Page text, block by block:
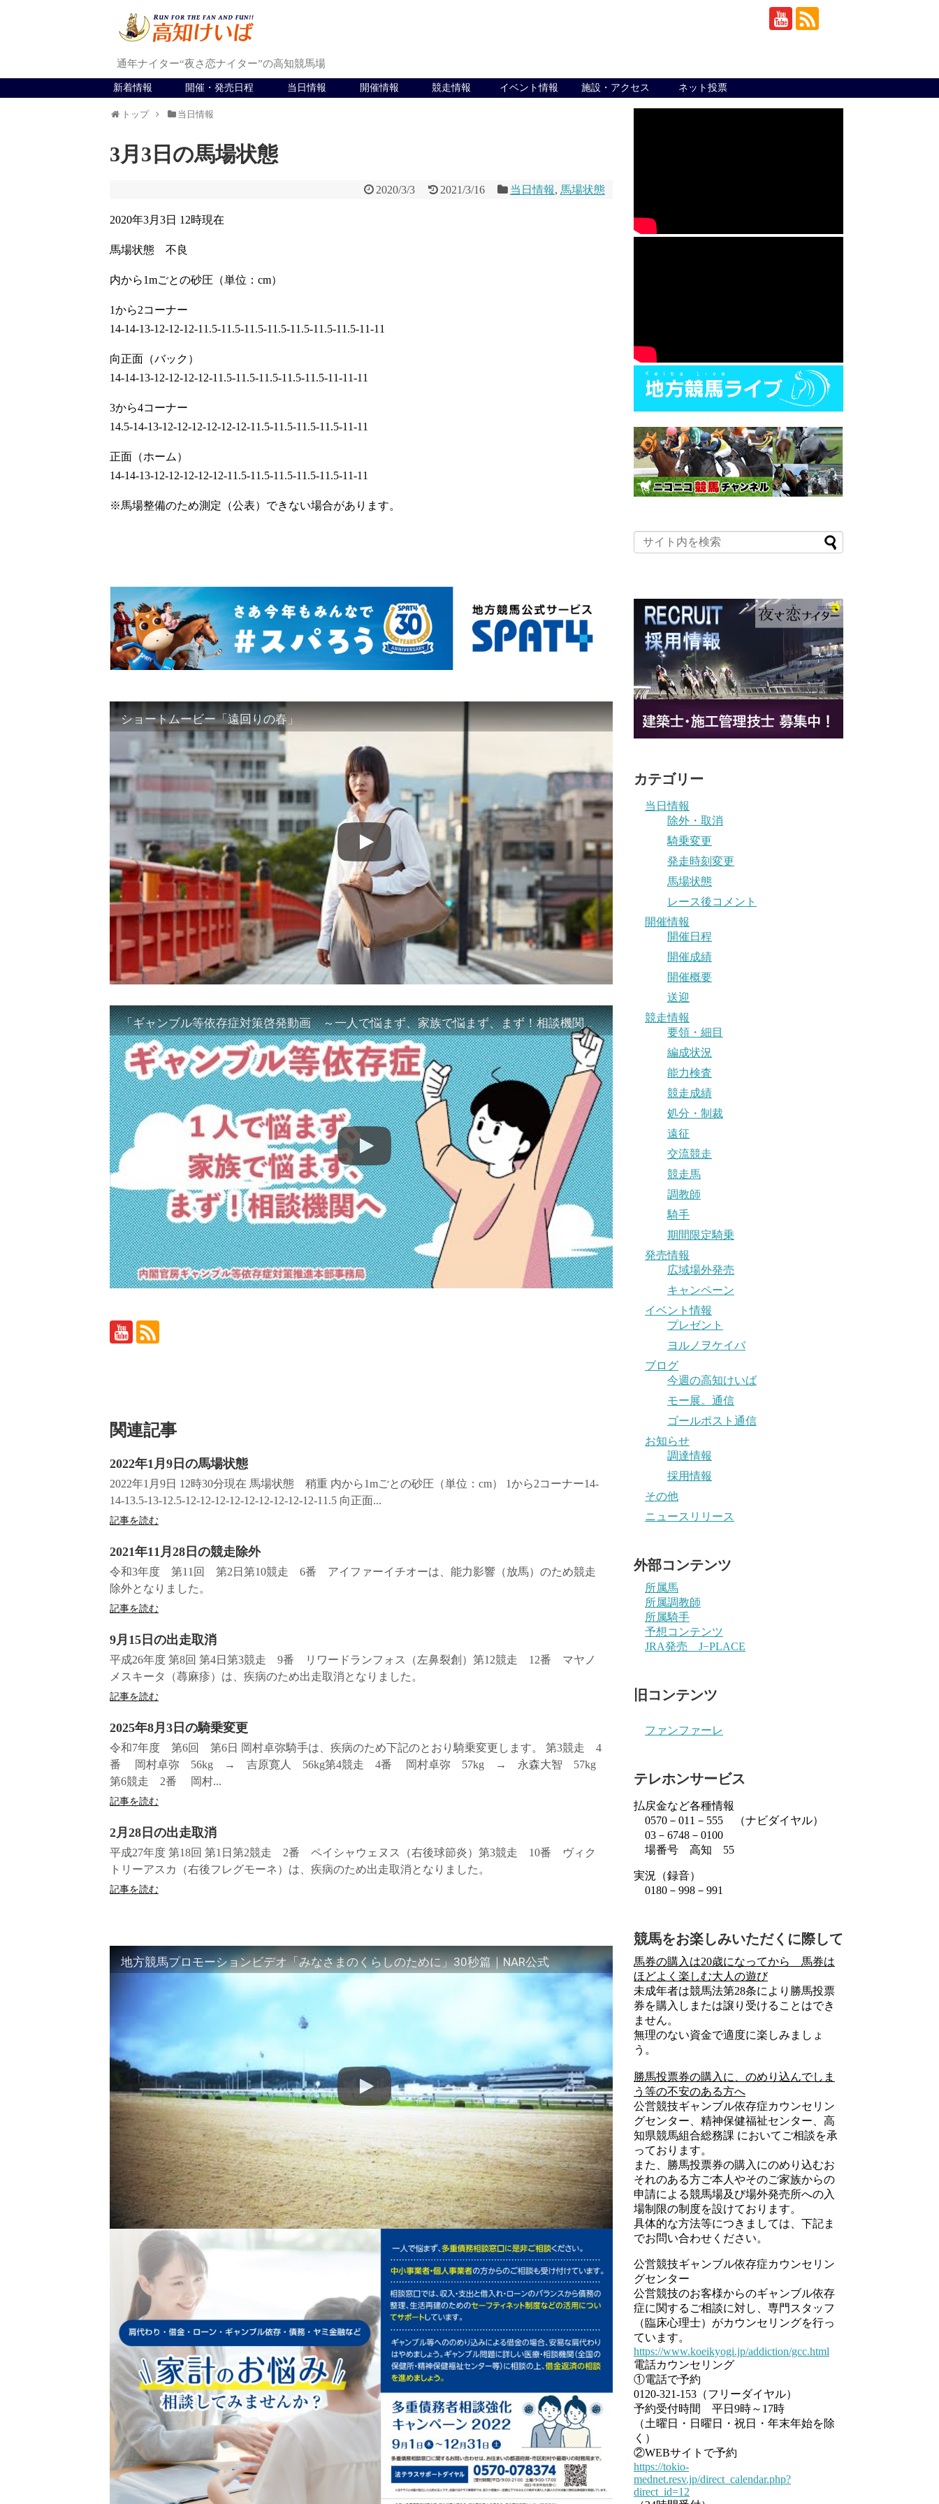
通年ナイター“夜さ恋ナイター”の高知競馬場
新着情報 開催・発売日程 当日情報 開催情報 競走情報 イベント情報 施設・アクセス ネット投票
トップ 当日情報
3月3日の馬場状態
2020/3/3 2021/3/16 当日情報, 馬場状態
2020年3月3日 12時現在
馬場状態 不良
内から1mごとの砂圧（単位：cm）
1から2コーナー
14-14-13-12-12-12-11.5-11.5-11.5-11.5-11.5-11.5-11.5-11-11
向正面（バック）
14-14-13-12-12-12-12-11.5-11.5-11.5-11.5-11.5-11-11-11
3から4コーナー
14.5-14-13-12-12-12-12-12-12-11.5-11.5-11.5-11.5-11-11
正面（ホーム）
14-14-13-12-12-12-12-12-11.5-11.5-11.5-11.5-11.5-11-11
※馬場整備のため測定（公表）できない場合があります。
ショートムービー「遠回りの春」
「ギャンブル等依存症対策啓発動画 ～一人で悩まず、家族で悩まず、まず！相談機関へ～」
関連記事
2022年1月9日の馬場状態
2022年1月9日 12時30分現在 馬場状態 稍重 内から1mごとの砂圧（単位：cm） 1から2コーナー14-
14-13.5-13-12.5-12-12-12-12-12-12-12-12-12-11.5 向正面...
記事を読む
2021年11月28日の競走除外
令和3年度 第11回 第2日第10競走 6番 アイファーイチオーは、能力影響（放馬）のため競走
除外となりました。
記事を読む
9月15日の出走取消
平成26年度 第8回 第4日第3競走 9番 リワードランフォス（左鼻裂創）第12競走 12番 マヤノ
メスキータ（蕁麻疹）は、疾病のため出走取消となりました。
記事を読む
2025年8月3日の騎乗変更
令和7年度 第6回 第6日 岡村卓弥騎手は、疾病のため下記のとおり騎乗変更します。 第3競走 4
番 岡村卓弥 56kg → 吉原寛人 56kg第4競走 4番 岡村卓弥 57kg → 永森大智 57kg
第6競走 2番 岡村...
記事を読む
2月28日の出走取消
平成27年度 第18回 第1日第2競走 2番 ペイシャウェヌス（右後球節炎）第3競走 10番 ヴィク
トリーアスカ（右後フレグモーネ）は、疾病のため出走取消となりました。
記事を読む
地方競馬プロモーションビデオ「みなさまのくらしのために」30秒篇｜NAR公式
カテゴリー
当日情報
除外・取消
騎乗変更
発走時刻変更
馬場状態
レース後コメント
開催情報
開催日程
開催成績
開催概要
送迎
競走情報
要領・細目
編成状況
能力検査
競走成績
処分・制裁
遠征
交流競走
競走馬
調教師
騎手
期間限定騎乗
発売情報
広域場外発売
キャンペーン
イベント情報
プレゼント
ヨルノヲケイバ
ブログ
今週の高知けいば
モー展。通信
ゴールポスト通信
お知らせ
調達情報
採用情報
その他
ニュースリリース
外部コンテンツ
所属馬
所属調教師
所属騎手
予想コンテンツ
JRA発売 J−PLACE
旧コンテンツ
ファンファーレ
テレホンサービス
払戻金など各種情報
0570－011－555 （ナビダイヤル）
03－6748－0100
場番号 高知 55
実況（録音）
0180－998－991
競馬をお楽しみいただくに際して
馬券の購入は20歳になってから 馬券は
ほどよく楽しむ大人の遊び
未成年者は競馬法第28条により勝馬投票
券を購入しまたは譲り受けることはでき
ません。
無理のない資金で適度に楽しみましょ
う。
勝馬投票券の購入に、のめり込んでしま
う等の不安のある方へ
公営競技ギャンブル依存症カウンセリン
グセンター、精神保健福祉センター、高
知県競馬組合総務課 においてご相談を承
っております。
また、勝馬投票券の購入にのめり込むお
それのある方ご本人やそのご家族からの
申請による競馬場及び場外発売所への入
場制限の制度を設けております。
具体的な方法等につきましては、下記ま
でお問い合わせください。
公営競技ギャンブル依存症カウンセリン
グセンター
公営競技のお客様からのギャンブル依存
症に関するご相談に対し、専門スタッフ
（臨床心理士）がカウンセリングを行っ
ています。
https://www.koeikyogi.jp/addiction/gcc.html
電話カウンセリング
①電話で予約
0120-321-153（フリーダイヤル）
予約受付時間 平日9時～17時
（土曜日・日曜日・祝日・年末年始を除
く）
②WEBサイトで予約
https://tokio-
mednet.resv.jp/direct_calendar.php?
direct_id=12